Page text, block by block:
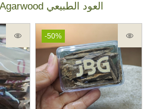
Original Agarwood العود الطبيعي
-50%